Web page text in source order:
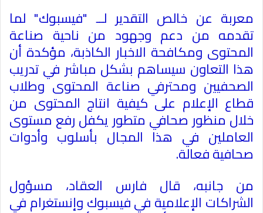
معربة عن خالص التقدير لــ "فيسبوك" لما
تقدمه من دعم وجهود من ناحية صناعة
المحتوى ومكافحة الاخبار الكاذبة، مؤكدة أن
هذا التعاون سيساهم بشكل مباشر في تدريب
الصحفيين ومحترفي صناعة المحتوى وطلاب
قطاع الإعلام على كيفية انتاج المحتوى من
خلال منظور صحافي متطور يكفل رفع مستوى
العاملين في هذا المجال بأسلوب وأدوات
صحافية فعالة.
من جانبه، قال فارس العقاد، مسؤول
الشراكات الإعلامية في فيسبوك وإنستغرام في